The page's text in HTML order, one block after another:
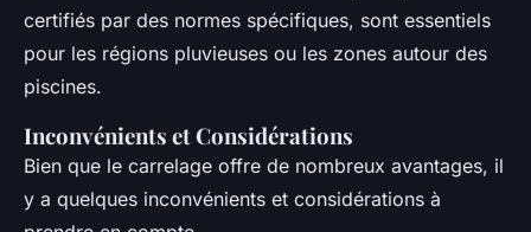
certifiés par des normes spécifiques, sont essentiels
pour les régions pluvieuses ou les zones autour des
piscines.
Inconvénients et Considérations
Bien que le carrelage offre de nombreux avantages, il
y a quelques inconvénients et considérations à